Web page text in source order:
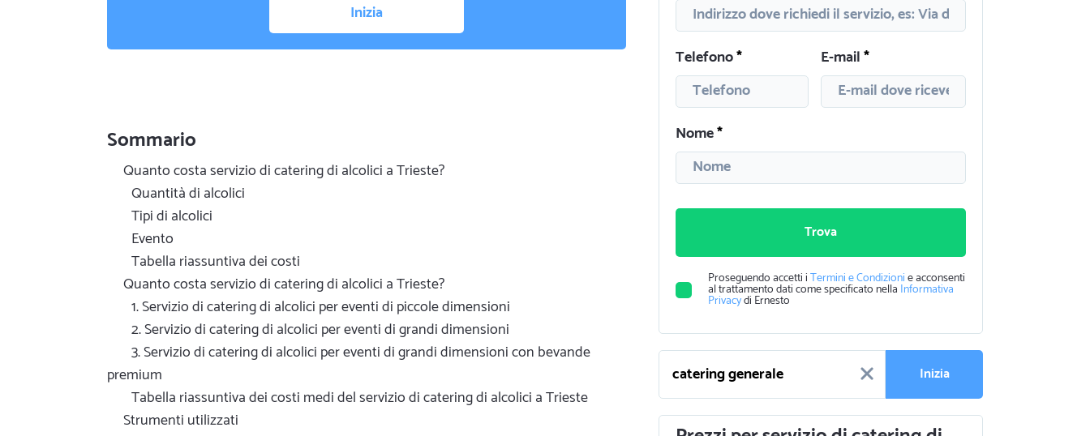
Inizia
Sommario
Quanto costa servizio di catering di alcolici a Trieste?
Quantità di alcolici
Tipi di alcolici
Evento
Tabella riassuntiva dei costi
Quanto costa servizio di catering di alcolici a Trieste?
1. Servizio di catering di alcolici per eventi di piccole dimensioni
2. Servizio di catering di alcolici per eventi di grandi dimensioni
3. Servizio di catering di alcolici per eventi di grandi dimensioni con bevande
premium
Tabella riassuntiva dei costi medi del servizio di catering di alcolici a Trieste
Strumenti utilizzati
Telefono E-mail
Nome
Trova
Proseguendo accetti iTermini e Condizionie acconsenti
al trattamento dati come specificato nella Informativa
Privacydi Ernesto
Inizia